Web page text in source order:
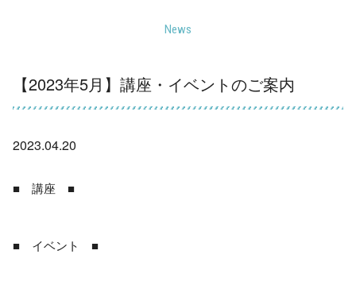
News
【2023年5月】講座・イベントのご案内
2023.04.20
■ 講座 ■
■ イベント ■